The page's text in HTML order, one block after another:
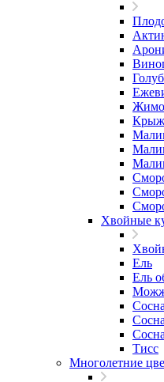
Хвойные
Ель
Ель
Тисс
Многолетние